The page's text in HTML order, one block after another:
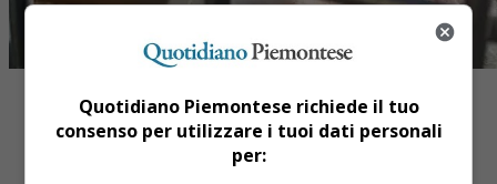
Quotidiano Piemontese richiede il tuo
consenso per utilizzare i tuoi dati personali
per: